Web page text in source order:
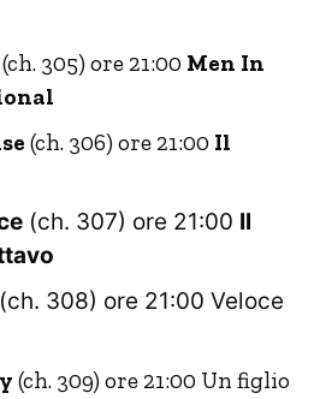
(ch. 305) ore 21:00 Men In
(ch. 306) ore 21:00 Il
(ch. 307) ore 21:00 Il
(ch. 308) ore 21:00 Veloce
(ch. 309) ore 21:00 Un figlio